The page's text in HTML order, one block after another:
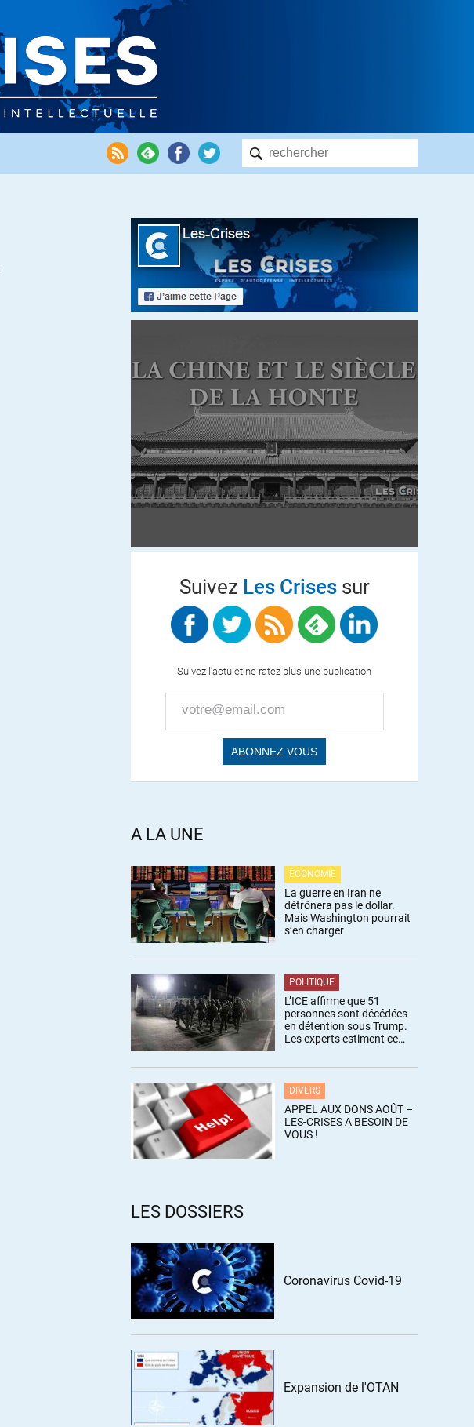
Suivez Les Crisessur
Suivez l'actu et ne ratez plus une publication
A LA UNE
ÉCONOMIE
La guerre en Iran ne
détrônera pas le dollar.
Mais Washington pourrait
s’en charger
POLITIQUE
L’ICE affirme que 51
personnes sont décédées
en détention sous Trump.
Les experts estiment ce
DIVERS
APPEL AUX DONS AOÛT –
LES-CRISES A BESOIN DE
VOUS !
LES DOSSIERS
Coronavirus Covid-19
Expansion de l'OTAN